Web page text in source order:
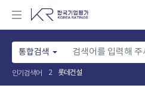
통합검색
인기검색어 2 롯데건설